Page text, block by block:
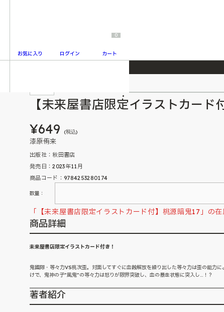
2026/7/23
お気に入り ログイン
0
カート
【未来屋書店限定イラストカード
¥649 (税込)
漆原侑来
出版社：秋田書店
発売日：2023年11月
商品コード：9784253280174
数量：
「【未来屋書店限定イラストカード付】桃源暗鬼17」の在
商品詳細
未来屋書店限定イラストカード付き！
鬼國隊・等々力VS桃次歪。対面してすぐに血蝕解放を繰り出した等々力は歪の能力
けで、鬼神の子”風鬼”の等々力は怒りが限界突破し、血の暴走状態に突入し…！？
著者紹介